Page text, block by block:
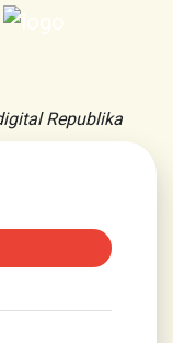
Republika